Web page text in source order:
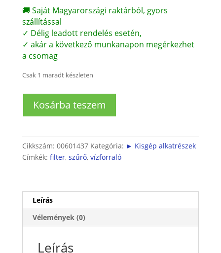
🚚 Saját Magyarországi raktárból, gyors
szállítással
✓ Délig leadott rendelés esetén,
✓ akár a következő munkanapon megérkezhet
a csomag
Csak 1 maradt készleten
vízforraló
Design)
mennyiség
Kosárba teszem
Cikkszám: 00601437 Kategória: ► Kisgép alkatrészek
Címkék: filter, szűrő, vízforraló
Leírás
Vélemények (0)
Leírás